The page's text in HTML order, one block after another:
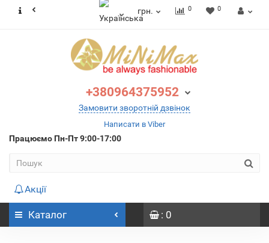
грн. 0 0
+380964375952
Замовити зворотній дзвінок
Написати в Viber
Працюємо Пн-Пт 9:00-17:00
Акції
Каталог : 0